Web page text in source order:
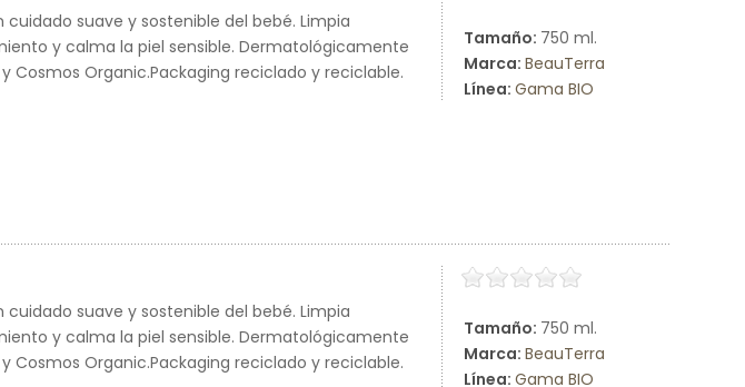
Tamaño: 750 ml.
Marca: BeauTerra
Línea: Gama BIO
suave y sostenible del bebé. Limpia
y calma la piel sensible. Dermatológicamente
Organic.Packaging reciclado y reciclable.
Tamaño: 750 ml.
Marca: BeauTerra
Línea: Gama BIO
suave y sostenible del bebé. Limpia
y calma la piel sensible. Dermatológicamente
Organic.Packaging reciclado y reciclable.